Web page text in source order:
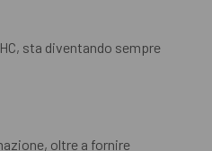
sta diventando sempre
oltre a fornire